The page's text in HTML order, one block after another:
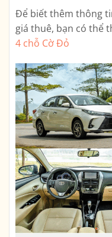
Để biết thêm thông
giá thuê, bạn có thể
4 chỗ Cờ Đỏ